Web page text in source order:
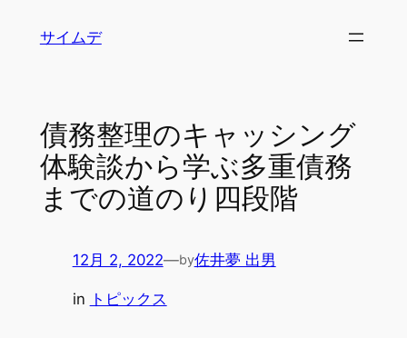
サイムデ
債務整理のキャッシング
体験談から学ぶ多重債務
までの道のり四段階
12月 2, 2022—by佐井夢 出男
in トピックス